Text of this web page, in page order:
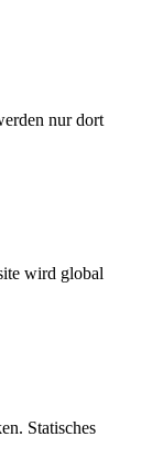
nur dort
wird global
Statisches